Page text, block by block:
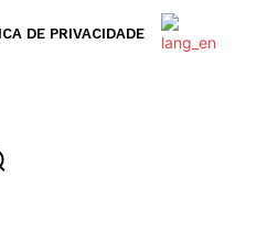
DE PRIVACIDADE